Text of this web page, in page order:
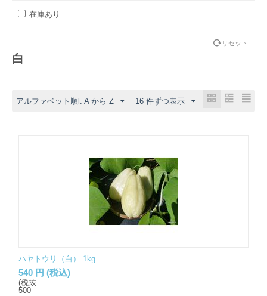
在庫あり
リセット
白
アルファベット順l: A から Z 16 件ずつ表示
ハヤトウリ（白） 1kg
540 円 (税込)
(税抜
500